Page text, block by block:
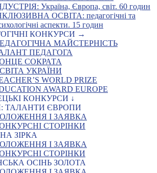
Україна, Європа, світ. 60 годин
ОСВІТА: педагогічні та
аспекти. 15 годин
КОНКУРСИ →
МАЙСТЕРНІСТЬ
ПЕДАГОГА
СОКРАТА
УКРАЇНИ
WORLD PRIZE
AWARD EUROPE
КОНКУРСИ ↓
ТАЛАНТИ ЄВРОПИ
І ЗАЯВКА
СТОРІНКИ
ЗІРКА
І ЗАЯВКА
СТОРІНКИ
ОСІНЬ ЗОЛОТА